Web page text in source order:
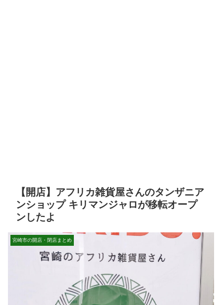
【開店】アフリカ雑貨屋さんのタンザニア
ンショップ キリマンジャロが移転オープ
ンしたよ
宮崎市の開店・閉店まとめ